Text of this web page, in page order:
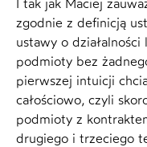
I tak jak Maciej
zgodnie z definicją
ustawy o
podmioty bez
pierwszej intuicji
całościowo, czyli
podmioty z
drugiego i trzeciego